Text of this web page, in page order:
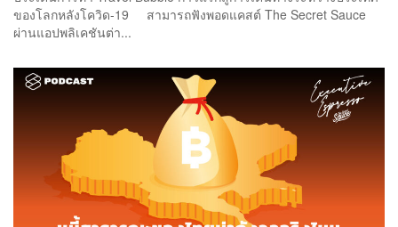
ของโลกหลังโควิด-19 สามารถฟังพอดแคสต์ The Secret Sauce
ผ่านแอปพลิเคชันต่า...